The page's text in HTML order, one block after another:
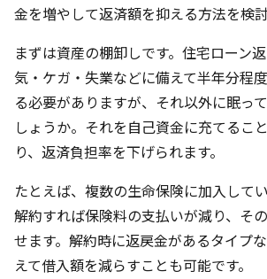
金を増やして返済額を抑える方法を検討
まずは資産の棚卸しです。住宅ローン
気・ケガ・失業などに備えて半年分程
る必要がありますが、それ以外に眠っ
しょうか。それを自己資金に充てるこ
り、返済負担率を下げられます。
たとえば、複数の生命保険に加入して
解約すれば保険料の支払いが減り、そ
せます。解約時に返戻金があるタイプ
えて借入額を減らすことも可能です。